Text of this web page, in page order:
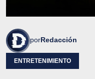
porRedacción
ENTRETENIMIENTO